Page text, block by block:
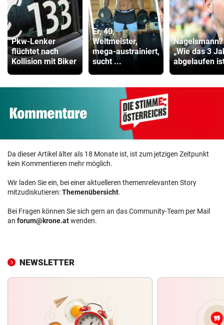
Pkw-Lenker
flüchtet nach
Kollision mit Biker
Er, 40,
Weltmeister,
mega-austrainiert,
sucht ...
Nagelsmann?
„Wie das 3
abgelaufen
Da dieser Artikel älter als 18 Monate ist, ist zum jetzigen Zeitpunkt
kein Kommentieren mehr möglich.
Wir laden Sie ein, bei einer aktuelleren themenrelevanten Story
mitzudiskutieren:Themenübersicht.
Bei Fragen können Sie sich gern an das Community-Team per Mail
an forum@krone.atwenden.
NEWSLETTER